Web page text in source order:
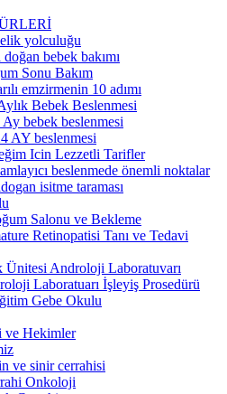
yolculuğu
bebek bakımı
Sonu Bakım
emzirmenin 10 adımı
Bebek Beslenmesi
Ay bebek beslenmesi
AY beslenmesi
Icin Lezzetli Tarifler
beslenmede önemli noktalar
isitme taraması
Salonu ve Bekleme
Retinopatisi Tanı ve Tedavi
Ünitesi Androloji Laboratuvarı
Laboratuarı İşleyiş Prosedürü
Gebe Okulu
ve Hekimler
ve sinir cerrahisi
Onkoloji